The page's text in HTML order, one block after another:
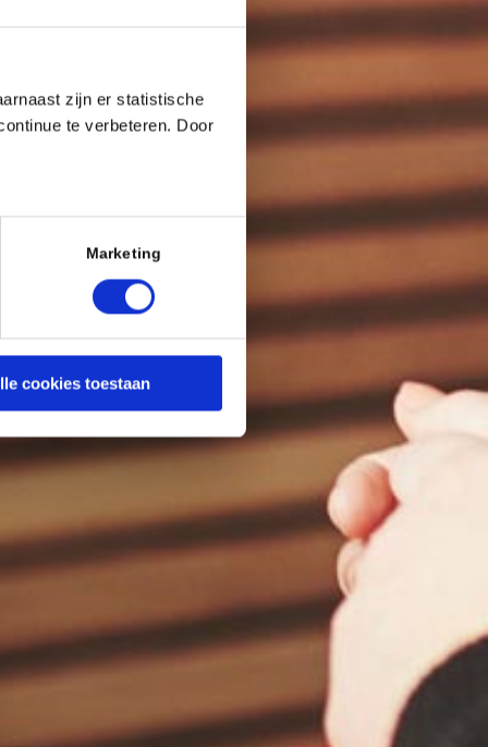
zijn er statistische
te verbeteren. Door
Marketing
cookies toestaan